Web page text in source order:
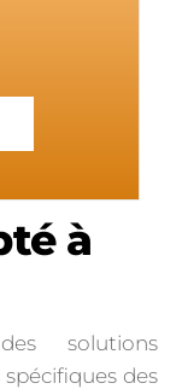
à
solutions
des